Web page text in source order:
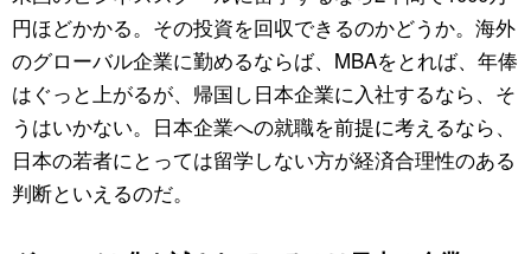
円ほどかかる。その投資を回収できるのかどうか。海外
のグローバル企業に勤めるならば、MBAをとれば、年俸
はぐっと上がるが、帰国し日本企業に入社するなら、そ
うはいかない。日本企業への就職を前提に考えるなら、
日本の若者にとっては留学しない方が経済合理性のある
判断といえるのだ。